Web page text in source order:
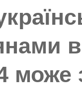
може